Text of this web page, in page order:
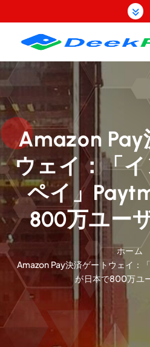
ン
ツ
キ
ッ
プ
Amazon Pay
ウェイ：「
ペイ」
800万ユー
ホーム
Amazon Pay決済ゲートウェイ：
が日本で800万ユ